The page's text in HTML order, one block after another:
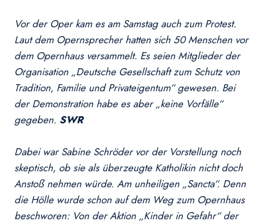
Vor der Oper kam es am Samstag auch zum Protest.
Laut dem Opernsprecher hatten sich 50 Menschen vor
dem Opernhaus versammelt. Es seien Mitglieder der
Organisation „Deutsche Gesellschaft zum Schutz von
Tradition, Familie und Privateigentum“ gewesen. Bei
der Demonstration habe es aber „keine Vorfälle“
gegeben. SWR
Dabei war Sabine Schröder vor der Vorstellung noch
skeptisch, ob sie als überzeugte Katholikin nicht doch
Anstoß nehmen würde. Am unheiligen „Sancta“. Denn
die Hölle wurde schon auf dem Weg zum Opernhaus
beschworen: Von der Aktion „Kinder in Gefahr“ der